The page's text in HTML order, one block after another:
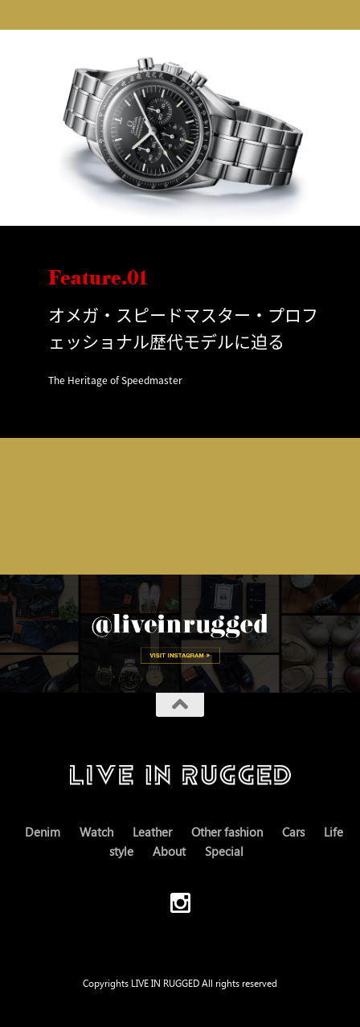
Feature.01
オメガ・スピードマスター・プロフ
ェッショナル歴代モデルに迫る
The Heritage of Speedmaster
Denim Watch Leather Other fashion Cars
Life
style
About Special
Copyrights LIVE IN RUGGED All rights reserved